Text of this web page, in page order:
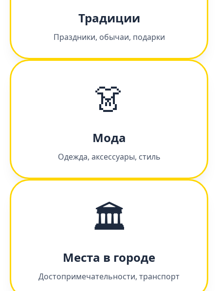
Традиции
Праздники, обычаи, подарки
👗
Мода
Одежда, аксессуары, стиль
🏛️
Места в городе
Достопримечательности, транспорт